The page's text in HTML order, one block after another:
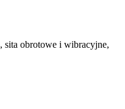
sita obrotowe i wibracyjne,